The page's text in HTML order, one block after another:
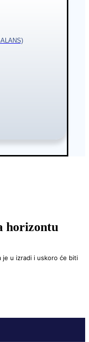
horizontu
je u izradi i uskoro će biti